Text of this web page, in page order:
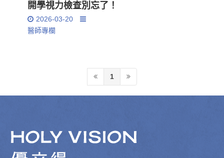
開學視力檢查別忘了！
2026-03-20
醫師專欄
1